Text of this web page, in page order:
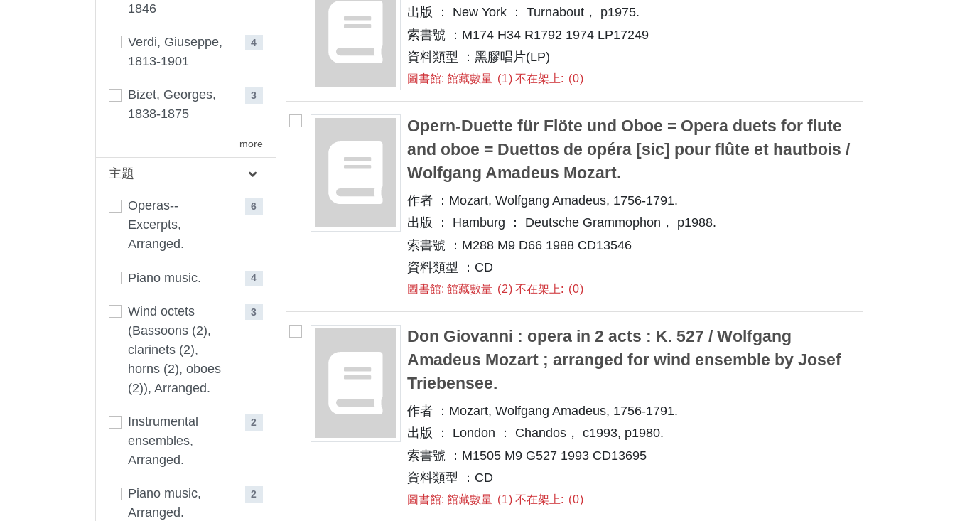
1846
Verdi, Giuseppe,
1813-1901
4
Bizet, Georges,
1838-1875
3
more
主題
Operas--
Excerpts,
Arranged.
6
Piano music. 4
Wind octets
(Bassoons (2),
clarinets (2),
horns (2), oboes
(2)), Arranged.
3
Instrumental
ensembles,
Arranged.
2
Piano music,
Arranged.
2
出版 ： New York ： Turnabout， p1975.
索書號 ：M174 H34 R1792 1974 LP17249
資料類型 ：黑膠唱片(LP)
圖書館: 館藏數量 1 不在架上: 0
Opern-Duette für Flöte und Oboe = Opera duets for flute
and oboe = Duettos de opéra [sic] pour flûte et hautbois /
Wolfgang Amadeus Mozart.
作者 ：Mozart, Wolfgang Amadeus, 1756-1791.
出版 ： Hamburg ： Deutsche Grammophon， p1988.
索書號 ：M288 M9 D66 1988 CD13546
資料類型 ：CD
圖書館: 館藏數量 2 不在架上: 0
Don Giovanni : opera in 2 acts : K. 527 / Wolfgang
Amadeus Mozart ; arranged for wind ensemble by Josef
Triebensee.
作者 ：Mozart, Wolfgang Amadeus, 1756-1791.
出版 ： London ： Chandos， c1993, p1980.
索書號 ：M1505 M9 G527 1993 CD13695
資料類型 ：CD
圖書館: 館藏數量 1 不在架上: 0